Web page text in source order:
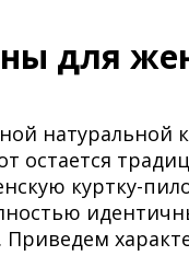
для
натуральной
остается
куртку-